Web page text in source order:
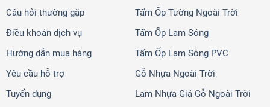
Câu hỏi thường gặp
Điều khoản dịch vụ
Hướng dẫn mua hàng
Yêu cầu hỗ trợ
Tuyển dụng
Tấm Ốp Tường Ngoài Trời
Tấm Ốp Lam Sóng
Tấm Ốp Lam Sóng PVC
Gỗ Nhựa Ngoài Trời
Lam Nhựa Giả Gỗ Ngoài Trời